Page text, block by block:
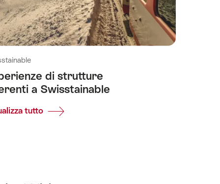
di strutture
a Swisstainable
tutto